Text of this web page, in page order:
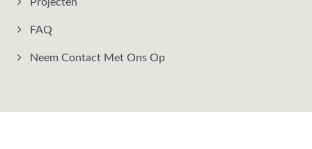
FAQ
Neem Contact Met Ons Op